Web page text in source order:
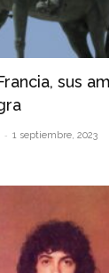
sus
- 1 septiembre, 2023